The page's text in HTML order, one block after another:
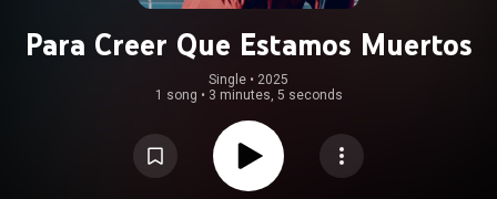
Para Creer Que Estamos Muertos
Single • 2025
1 song • 3 minutes, 5 seconds